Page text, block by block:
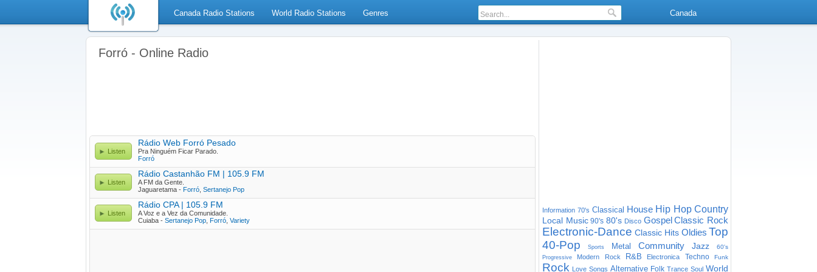
Canada Radio Stations World Radio Stations Genres Canada
Forró - Online Radio
Listen
Rádio Web Forró Pesado
Pra Ninguém Ficar Parado.
Forró
Listen
Rádio Castanhão FM | 105.9 FM
A FM da Gente.
Jaguaretama - Forró Sertanejo Pop
Listen
Rádio CPA | 105.9 FM
A Voz e a Vez da Comunidade.
Cuiaba - Sertanejo Pop Forró Variety
Information 70's Classical House Hip Hop Country
Local Music 90's 80's Disco Gospel Classic Rock
Electronic-Dance Classic Hits Oldies Top
40-Pop
Sports Metal Community Jazz 60's
Progressive Modern Rock R&B Electronica Techno Funk
Rock Love Songs Alternative Folk Trance Soul World